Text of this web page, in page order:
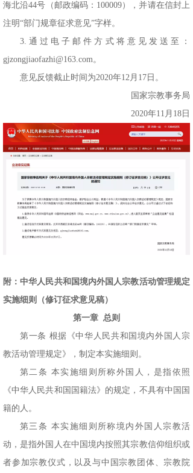
海北沿44号（邮政编码：100009），并请在信封上
注明“部门规章征求意见”字样。
3.通过电子邮件方式将意见发送至：
gjzongjiaofazhi@163.com。
意见反馈截止时间为2020年12月17日。
国家宗教事务局
2020年11月18日
附：中华人民共和国境内外国人宗教活动管理规定
实施细则（修订征求意见稿）
第一章 总则
第一条 根据《中华人民共和国境内外国人宗
教活动管理规定》，制定本实施细则。
第二条 本实施细则所称外国人，是指依照
《中华人民共和国国籍法》的规定，不具有中国国
籍的人。
第三条 本实施细则所称境内外国人宗教活
动，是指外国人在中国境内按照其宗教信仰组织或
者参加宗教仪式，以及与中国宗教团体、宗教院